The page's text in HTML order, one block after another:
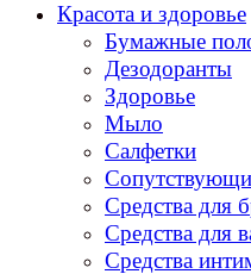
Красота и здоровье
Бумажные
Дезодоранты
Здоровье
Мыло
Салфетки
Средства для
Средства для
Средства